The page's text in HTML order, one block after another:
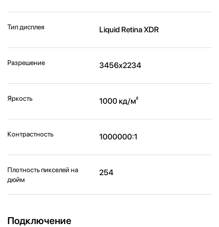
Тип дисплея Liquid Retina XDR
Разрешение 3456x2234
Яркость 1000 кд/м²
Контрастность 1000000:1
Плотность пикселей на
дюйм
254
Подключение